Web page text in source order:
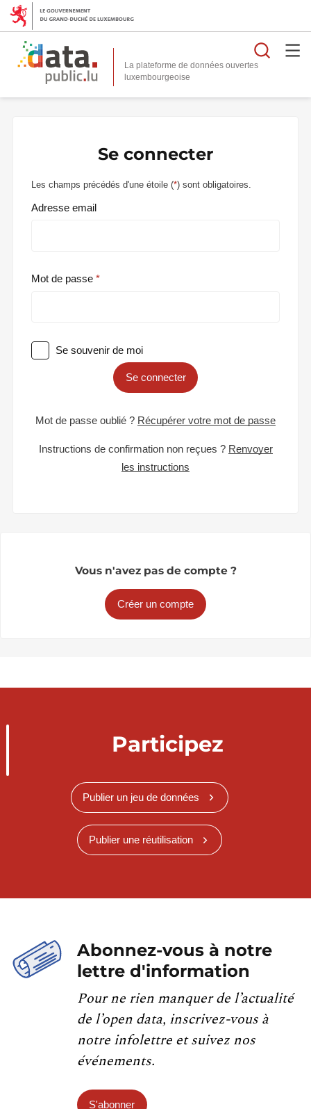
La plateforme de données ouvertes
Se connecter
Les champs précédés d'une étoile (*) sont obligatoires.
Adresse email
Mot de passe
Se souvenir de moi
Se connecter
Mot de passe oublié ? Récupérer votre mot de passe
Instructions de confirmation non reçues ? Renvoyer
les instructions
Vous n'avez pas de compte ?
Créer un compte
Participez
Publier un jeu de données
Publier une réutilisation
Abonnez-vous à notre
lettre d'information
Pour ne rien manquer de l’actualité
de l’open data, inscrivez-vous à
notre infolettre et suivez nos
événements.
S'abonner